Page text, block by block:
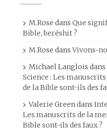
M.Rose dans Que
Bible, beréshit ?
M.Rose dansVivons-
Michael Langlois dans
Science : Les
de la Bible sont-ils des
Valerie Greendans
Les manuscrits de la
Bible sont-ils des faux ?